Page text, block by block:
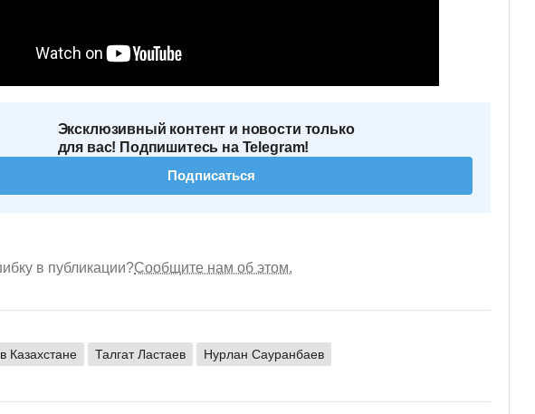
Эксклюзивный контент и новости только
для вас! Подпишитесь на Telegram!
Подписаться
в публикации?Сообщите нам об этом.
Казахстане Талгат Ластаев Нурлан Сауранбаев